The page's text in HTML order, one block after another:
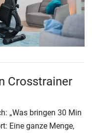
Crosstrainer
„Was bringen 30 Min
Eine ganze Menge,